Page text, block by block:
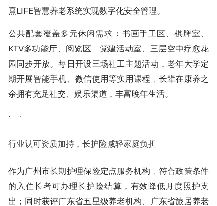
熹LIFE智慧养老系统实现数字化安全管理。
公共配套覆盖多元休闲需求：书画手工区、棋牌室、
KTV多功能厅、阅览区、党建活动室、三层空中疗愈花
园同步开放。每日开设三场社工主题活动，老年大学定
期开展智能手机、微信使用等实用课程，长辈在康养之
余拥有充足社交、娱乐渠道，丰富晚年生活。
· · ·
行业认可资质加持，长护险减轻家庭负担
作为广州市长期护理保险定点服务机构，符合政策条件
的入住长者可办理长护险结算，有效降低月度照护支
出；同时获评广东省五星级养老机构、广东省旅居养老